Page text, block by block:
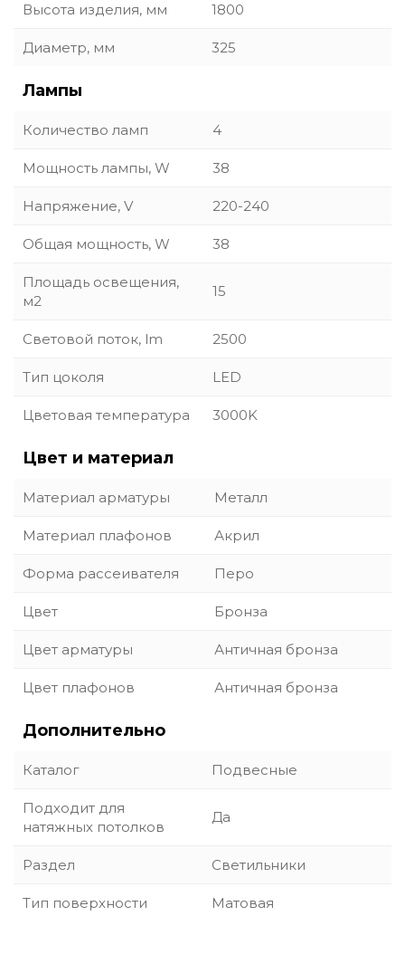
Высота изделия, мм 1800
Диаметр, мм 325
Лампы
Количество ламп 4
Мощность лампы, W 38
Напряжение, V 220-240
Общая мощность, W 38
Площадь освещения,
м2
15
Световой поток, lm 2500
Тип цоколя LED
Цветовая температура 3000K
Цвет и материал
Материал арматуры Металл
Материал плафонов Акрил
Форма рассеивателя Перо
Цвет Бронза
Цвет арматуры Античная бронза
Цвет плафонов Античная бронза
Дополнительно
Каталог Подвесные
Подходит для
натяжных потолков
Да
Раздел Светильники
Тип поверхности Матовая